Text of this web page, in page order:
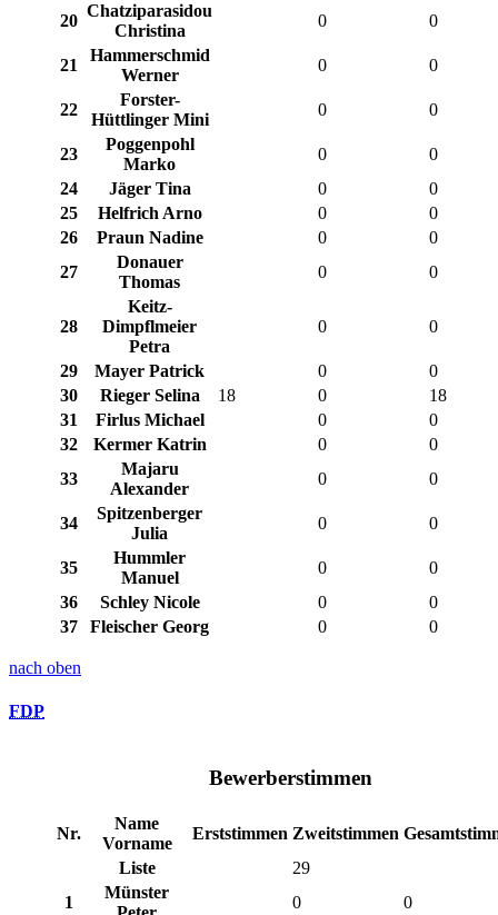
20
Chatziparasidou
Christina
0 0
21
Hammerschmid
Werner
0 0
22
Forster-
Hüttlinger Mini
0 0
23
Poggenpohl
Marko
0
0
24
Jäger Tina 0
0
25
Helfrich Arno 0
0
26
Praun Nadine 0
0
27
Donauer
Thomas
0 0
28
Keitz-
Dimpflmeier
Petra
0 0
29 Mayer Patrick 0
0
30
Rieger Selina 18 0
18
31
Firlus Michael 0
0
32
Kermer Katrin 0
0
33
Majaru
Alexander
0 0
34
Spitzenberger
Julia
0 0
35
Hummler
Manuel
0
0
36
Schley Nicole 0
0
37
Fleischer Georg 0 0
nach oben
FDP
Bewerberstimmen
Nr.
Name
Vorname
Erststimmen Zweitstimmen
Liste
29
1
Münster
0 0